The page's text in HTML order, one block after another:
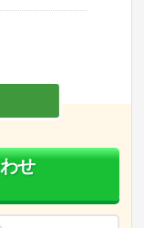
せ